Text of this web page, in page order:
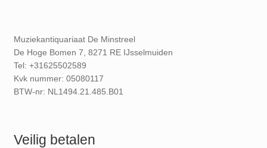
Muziekantiquariaat De Minstreel
De Hoge Bomen 7, 8271 RE IJsselmuiden
Tel: +31625502589
Kvk nummer: 05080117
BTW-nr: NL1494.21.485.B01
Veilig betalen